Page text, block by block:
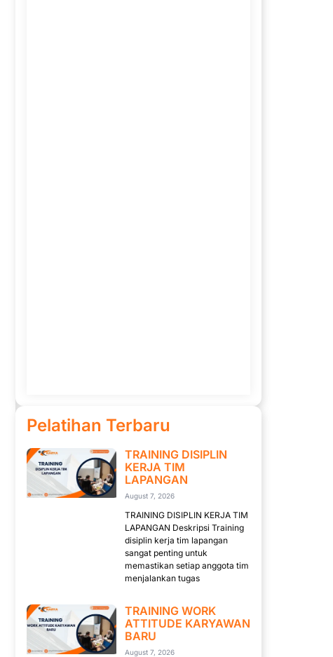
Pelatihan Terbaru
TRAINING DISIPLIN
KERJA TIM
LAPANGAN
August 7, 2026
TRAINING DISIPLIN KERJA TIM
LAPANGAN Deskripsi Training
disiplin kerja tim lapangan
sangat penting untuk
memastikan setiap anggota tim
menjalankan tugas
TRAINING WORK
ATTITUDE KARYAWAN
BARU
August 7, 2026